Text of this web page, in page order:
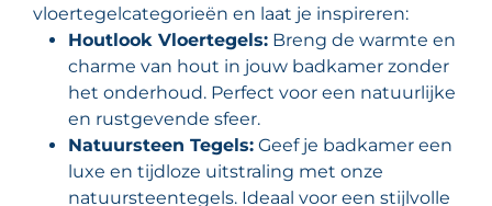
vloertegelcategorieën en laat je inspireren:
Houtlook Vloertegels: Breng de warmte en
charme van hout in jouw badkamer zonder
het onderhoud. Perfect voor een natuurlijke
en rustgevende sfeer.
Natuursteen Tegels: Geef je badkamer een
luxe en tijdloze uitstraling met onze
natuursteentegels. Ideaal voor een stijlvolle